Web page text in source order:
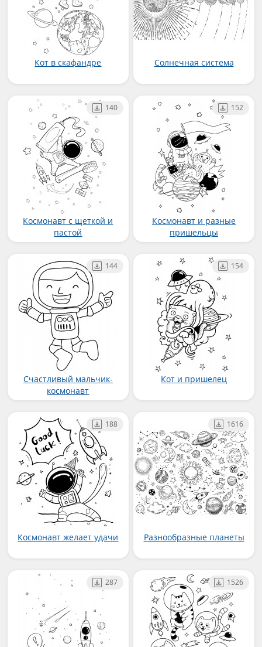
Кот в скафандре Солнечная система
Космонавт с щеткой и
пастой
140
Космонавт и разные
пришельцы
152
Счастливый мальчик-
космонавт
144
Кот и пришелец
154
Космонавт желает удачи
188
Разнообразные планеты
1616
287 1526